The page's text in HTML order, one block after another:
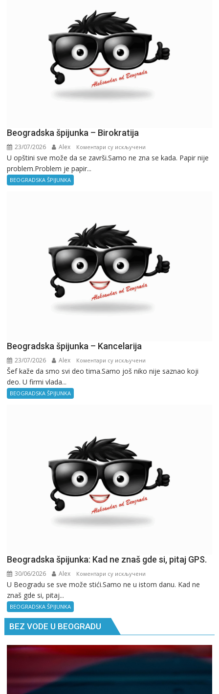
Beogradska špijunka – Birokratija
23/07/2026 Alex Коментари су искључени
Beogradska
U opštini sve može da se završi.Samo ne zna se kada. Papir nije
problem.Problem je papir...
BEOGRADSKA ŠPIJUNKA
Beogradska špijunka – Kancelarija
23/07/2026 Alex Коментари су искључени
Beogradska
Šef kaže da smo svi deo tima.Samo još niko nije saznao koji
deo. U firmi vlada...
BEOGRADSKA ŠPIJUNKA
Beogradska špijunka: Kad ne znaš gde si, pitaj GPS.
30/06/2026 Alex Коментари су искључени
Beogradska
si,
U Beogradu se sve može stići.Samo ne u istom danu. Kad ne
znaš gde si, pitaj...
BEOGRADSKA ŠPIJUNKA
BEZ VODE U BEOGRADU